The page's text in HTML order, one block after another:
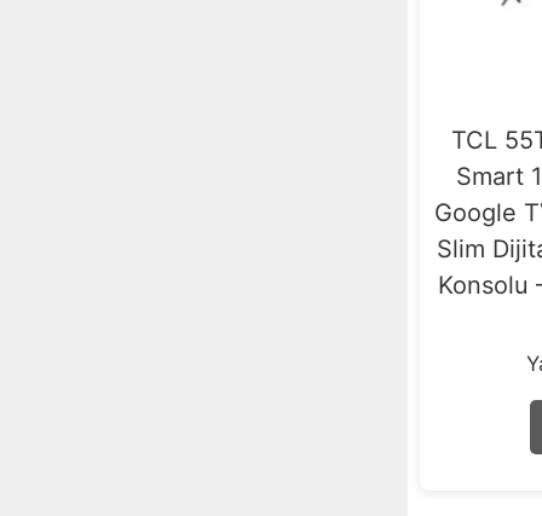
TCL
Smart
Google
Slim
Konsolu